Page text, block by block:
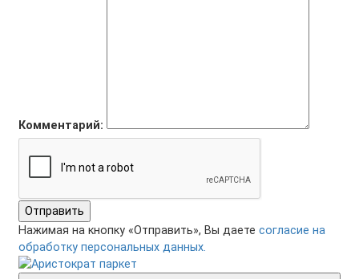
Комментарий:
Отправить
Нажимая на кнопку «Отправить», Вы даете согласие на
обработку персональных данных.